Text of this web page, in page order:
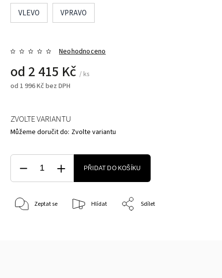
VLEVO
VPRAVO
Neohodnoceno
od 2 415 Kč / ks
od 1 996 Kč bez DPH
ZVOLTE VARIANTU
Můžeme doručit do: Zvolte variantu
PŘIDAT DO KOŠÍKU
Zeptat se Hlídat Sdílet